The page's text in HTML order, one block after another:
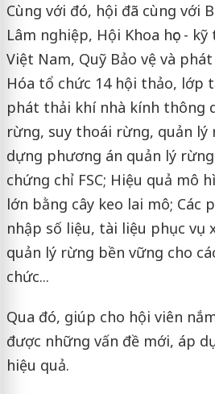
Cùng với đó, hội đã cùng với
Lâm nghiệp, Hội Khoa học -
Việt Nam, Quỹ Bảo vệ và
Hóa tổ chức 14 hội thảo, lớp
phát thải khí nhà kính thông
rừng, suy thoái rừng, quản lý
dựng phương án quản lý
chứng chỉ FSC; Hiệu quả mô
lớn bằng cây keo lai mô; Các
nhập số liệu, tài liệu phục vụ
quản lý rừng bền vững cho
chức...
Qua đó, giúp cho hội viên
được những vấn đề mới, áp
hiệu quả.